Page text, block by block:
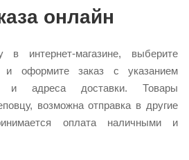
онлайн
интернет-магазине, выберите
оформите заказ с указанием
и адреса доставки. Товары
возможна отправка в другие
оплата наличными и